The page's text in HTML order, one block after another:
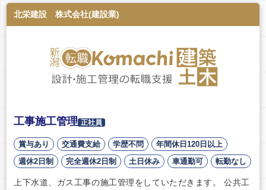
北栄建設 株式会社(建設業)
工事施工管理 正社員
賞与あり 交通費支給 学歴不問
年間休日120日以上
週休2日制
完全週休2日制 土日休み 車通勤可 転勤なし
上下水道、ガス工事の施工管理をしていただきます。 公共工